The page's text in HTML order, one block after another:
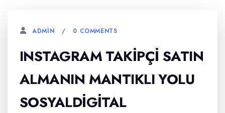
ADMIN 0 COMMENTS
INSTAGRAM TAKIPÇI SATIN
ALMANIN MANTIKLI YOLU
SOSYALDIGITAL